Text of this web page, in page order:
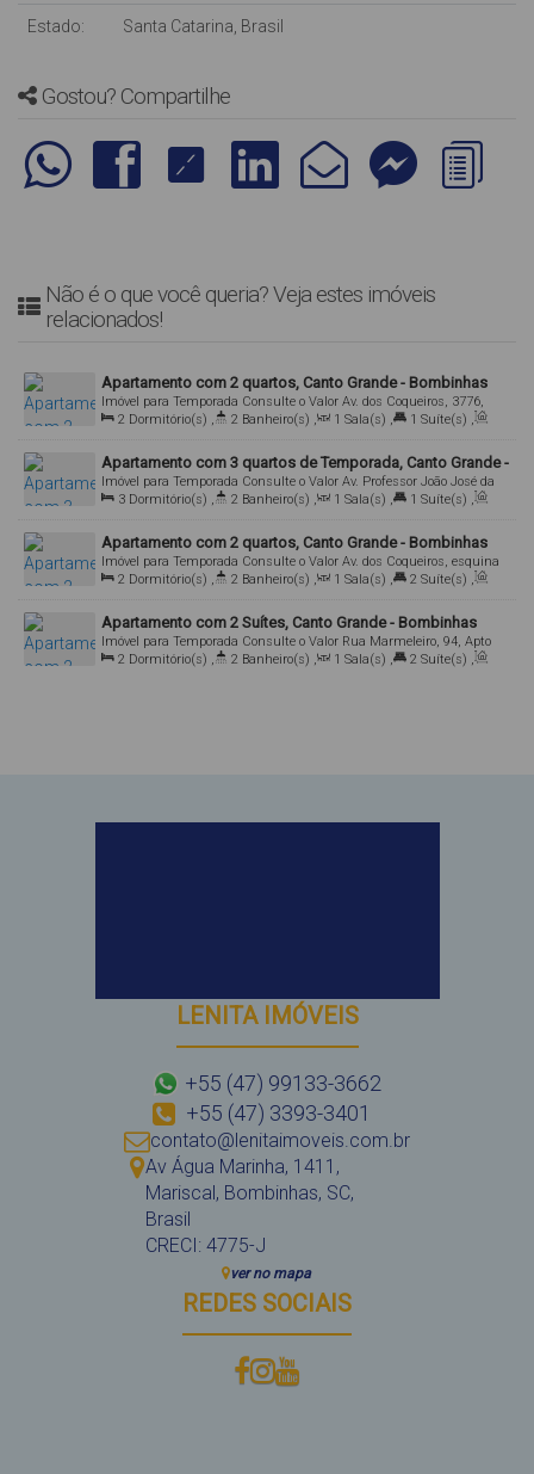
Estado: Santa Catarina, Brasil
Gostou? Compartilhe
Não é o que você queria? Veja estes imóveis
relacionados!
Apartamento com 2 quartos, Canto Grande - Bombinhas
Consulte o Valor
Imóvel para Temporada
Av. dos Coqueiros, 3776,
Apto 104, 88215-000, Canto Grande, Bombinhas, Santa Catarina,
2 Dormitório(s) , 2 Banheiro(s) , 1 Sala(s) , 1 Suíte(s) ,
Apartamento com 3 quartos de Temporada, Canto Grande -
Bombinhas
Consulte o Valor
Imóvel para Temporada
Av. Professor João José da
Cruz, Apto 01, 88215-000, Canto Grande, Bombinhas, Santa
3 Dormitório(s) , 2 Banheiro(s) , 1 Sala(s) , 1 Suíte(s) ,
Apartamento com 2 quartos, Canto Grande - Bombinhas
Consulte o Valor
Imóvel para Temporada
Av. dos Coqueiros, esquina
com Rua Muriti, 68, Apto 103, 88215-000, Canto Grande, Bombinhas,
2 Dormitório(s) , 2 Banheiro(s) , 1 Sala(s) , 2 Suíte(s) ,
Apartamento com 2 Suítes, Canto Grande - Bombinhas
Consulte o Valor
Imóvel para Temporada
Rua Marmeleiro, 94, Apto
203, 88215-000, Canto Grande, Bombinhas, Santa Catarina, Brasil
2 Dormitório(s) , 2 Banheiro(s) , 1 Sala(s) , 2 Suíte(s) ,
LENITA IMÓVEIS
+55 (47) 99133-3662
+55 (47) 3393-3401
contato@lenitaimoveis.com.br
Av Água Marinha, 1411 ,
Mariscal , Bombinhas, SC,
Brasil
CRECI: 4775-J
ver no mapa
REDES SOCIAIS